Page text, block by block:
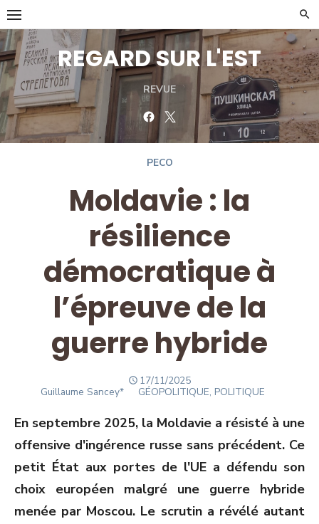
Skip
to
content
REGARD SUR L'EST
REVUE
FacebookTwitter
PECO
Moldavie : la
résilience
démocratique à
l’épreuve de la
guerre hybride
POSTED
ON
17/11/2025
Author
Guillaume Sancey* GÉOPOLITIQUE, POLITIQUE
En septembre 2025, la Moldavie a résisté à une
offensive d'ingérence russe sans précédent. Ce
petit État aux portes de l'UE a défendu son
choix européen malgré une guerre hybride
menée par Moscou. Le scrutin a révélé autant